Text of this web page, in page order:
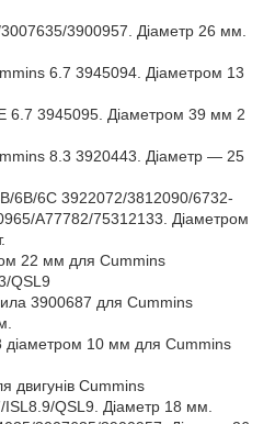
3900957. Діаметр 26 мм.
6.7 3945094. Діаметром 13
6.7 3945095. Діаметром 39 мм 2
8.3 3920443. Діаметр — 25
6B/6C 3922072/3812090/6732-
A77782/75312133. Діаметром
22 мм для Cummins
QSL9
3900687 для Cummins
діаметром 10 мм для Cummins
двигунів Cummins
QSL9. Діаметр 18 мм.